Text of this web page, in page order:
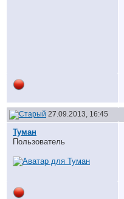
27.09.2013, 16:45
Туман
Пользователь